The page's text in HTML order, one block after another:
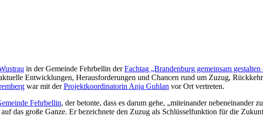
in der Gemeinde Fehrbellin derFachtag „Brandenburg gemeinsam
Entwicklungen, Herausforderungen und Chancen rund um Zuzug,
war mit derProjektkoordinatorin Anja Guhlan vor Ort vertreten.
Fehrbellin, der betonte, dass es darum gehe, „miteinander
das große Ganze. Er bezeichnete den Zuzug als Schlüsselfunktion für die